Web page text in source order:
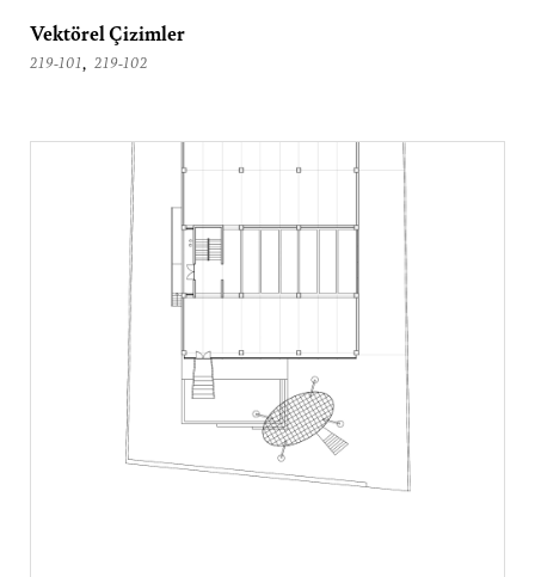
Vektörel Çizimler
219-101, 219-102